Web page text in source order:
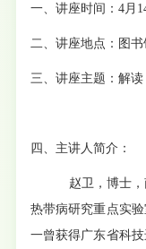
一、讲座时间 ：4 月
二、讲座地点 ：图
三、讲座主题 ：解
四、主讲人简介：
赵卫，博士
热带病研究重点实
一曾获得广东省科